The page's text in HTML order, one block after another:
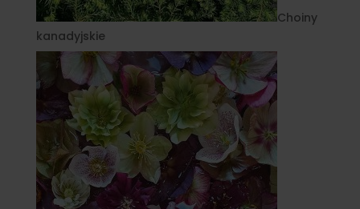
Choiny
kanadyjskie